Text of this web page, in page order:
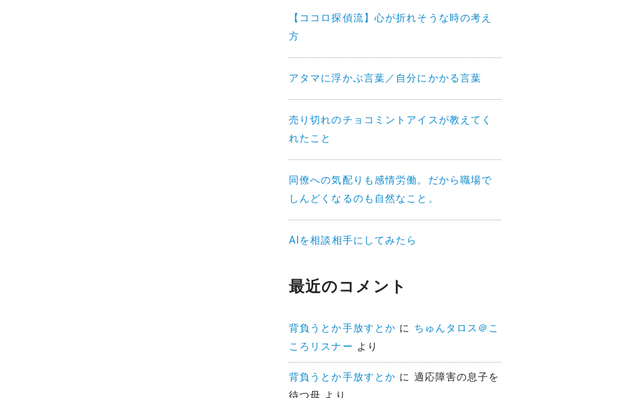
【ココロ探偵流】心が折れそうな時の考え
方
アタマに浮かぶ言葉／自分にかかる言葉
売り切れのチョコミントアイスが教えてく
れたこと
同僚への気配りも感情労働。だから職場で
しんどくなるのも自然なこと。
AIを相談相手にしてみたら
最近のコメント
背負うとか手放すとか に ちゅんタロス＠こ
ころリスナー より
背負うとか手放すとか に 適応障害の息子を
待つ母 より